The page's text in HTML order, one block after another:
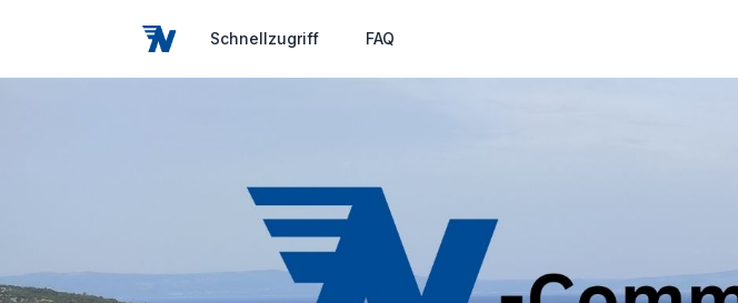
Schnellzugriff FAQ